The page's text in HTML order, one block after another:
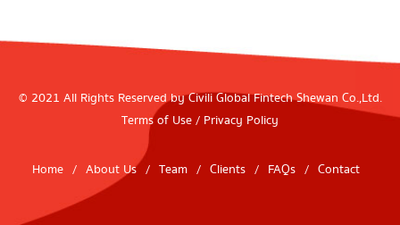
© 2021 All Rights Reserved by Civili Global Fintech Shewan Co.,Ltd.
Terms of Use/ Privacy Policy
Home / About Us / Team / Clients / FAQs / Contact